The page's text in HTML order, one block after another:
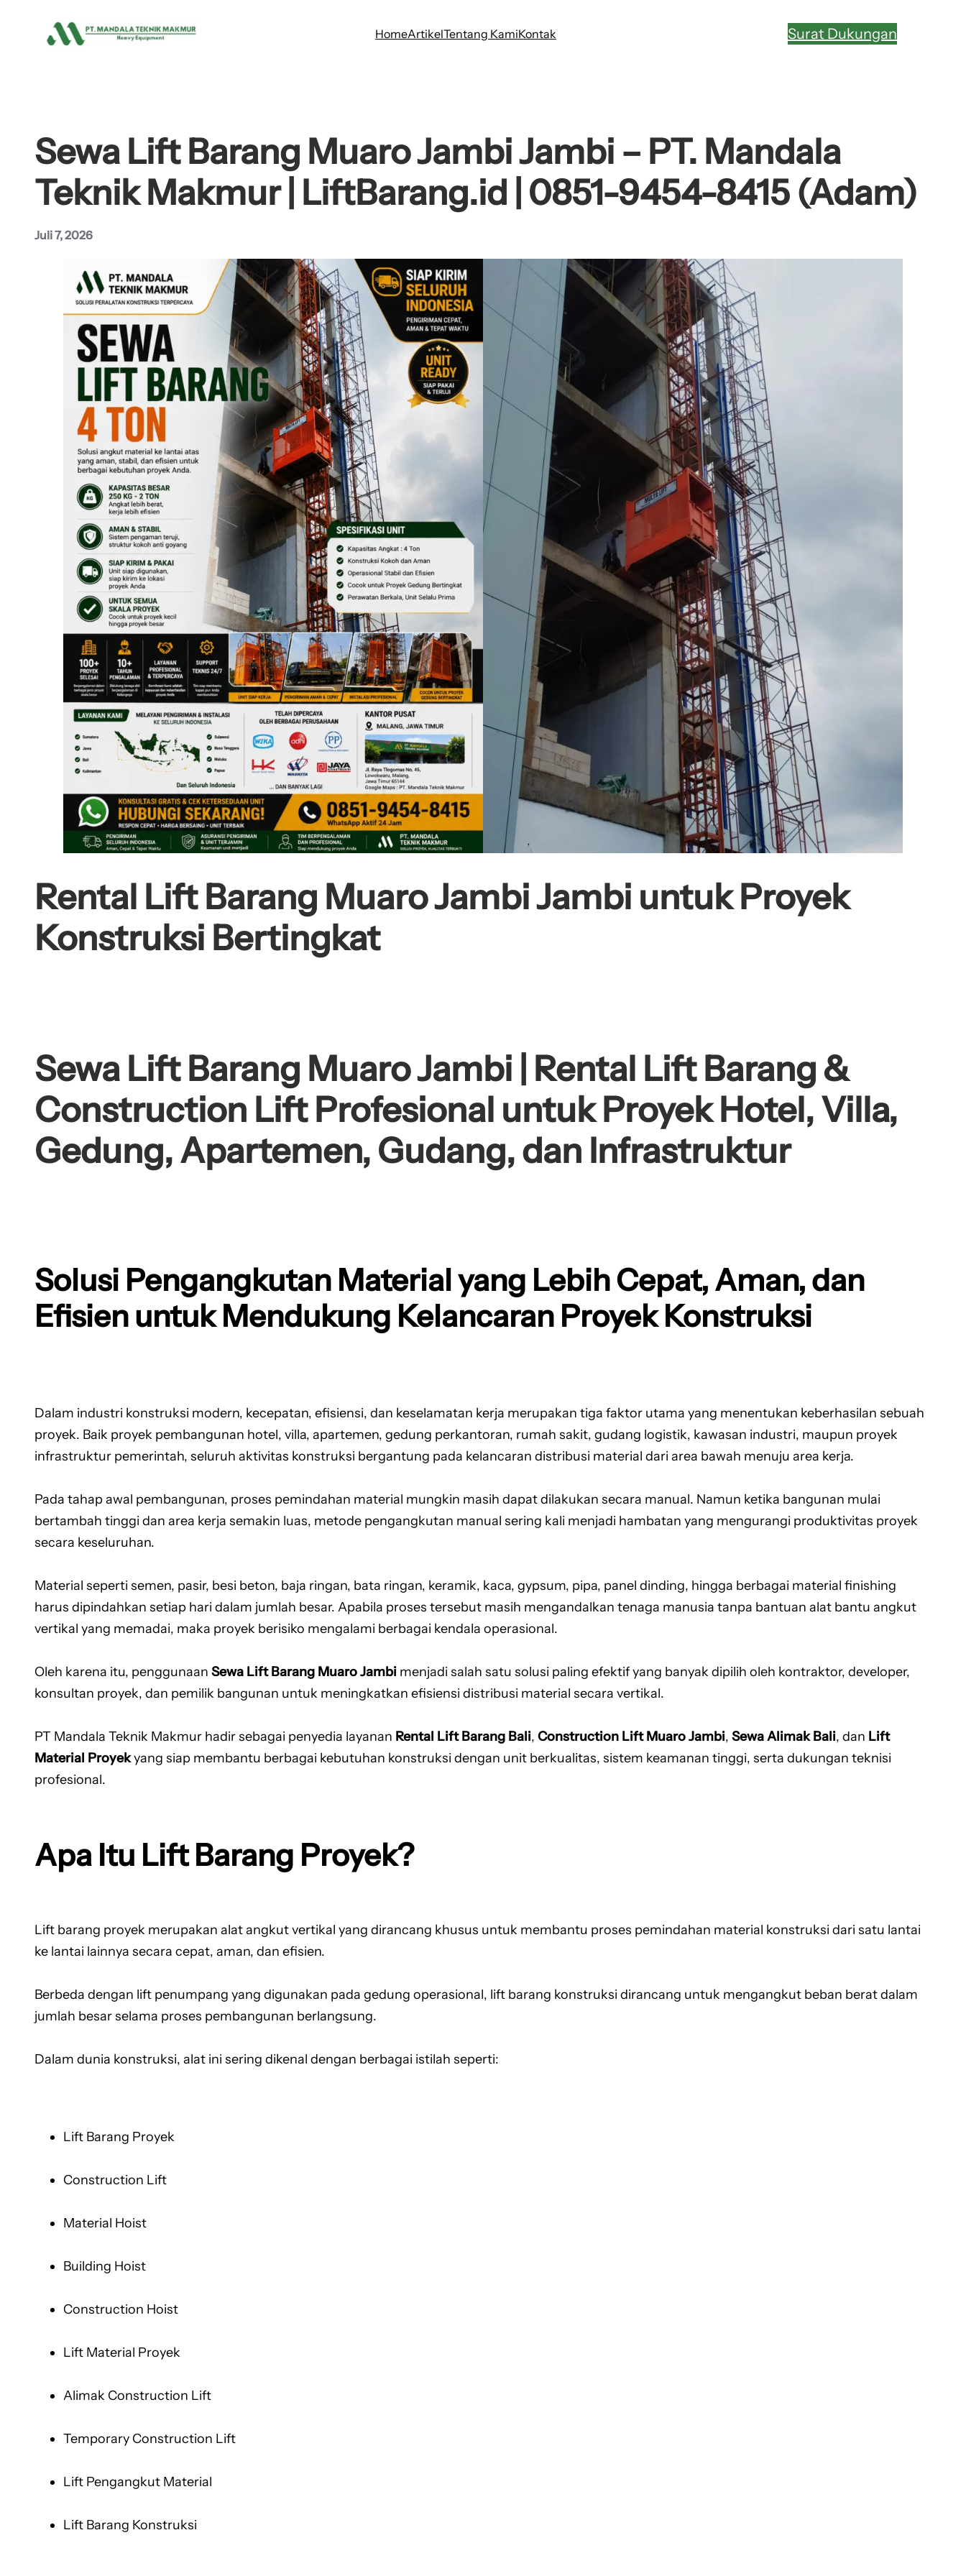
HomeArtikelTentang KamiKontak Surat Dukungan
Sewa Lift Barang Muaro Jambi Jambi – PT. Mandala
Teknik Makmur | LiftBarang.id | 0851-9454-8415 (Adam)
Juli 7, 2026
Rental Lift Barang Muaro Jambi Jambi untuk Proyek
Konstruksi Bertingkat
Sewa Lift Barang Muaro Jambi | Rental Lift Barang &
Construction Lift Profesional untuk Proyek Hotel, Villa,
Gedung, Apartemen, Gudang, dan Infrastruktur
Solusi Pengangkutan Material yang Lebih Cepat, Aman, dan
Efisien untuk Mendukung Kelancaran Proyek Konstruksi
Dalam industri konstruksi modern, kecepatan, efisiensi, dan keselamatan kerja merupakan tiga faktor utama yang menentukan keberhasilan sebuah
proyek. Baik proyek pembangunan hotel, villa, apartemen, gedung perkantoran, rumah sakit, gudang logistik, kawasan industri, maupun proyek
infrastruktur pemerintah, seluruh aktivitas konstruksi bergantung pada kelancaran distribusi material dari area bawah menuju area kerja.
Pada tahap awal pembangunan, proses pemindahan material mungkin masih dapat dilakukan secara manual. Namun ketika bangunan mulai
bertambah tinggi dan area kerja semakin luas, metode pengangkutan manual sering kali menjadi hambatan yang mengurangi produktivitas proyek
secara keseluruhan.
Material seperti semen, pasir, besi beton, baja ringan, bata ringan, keramik, kaca, gypsum, pipa, panel dinding, hingga berbagai material finishing
harus dipindahkan setiap hari dalam jumlah besar. Apabila proses tersebut masih mengandalkan tenaga manusia tanpa bantuan alat bantu angkut
vertikal yang memadai, maka proyek berisiko mengalami berbagai kendala operasional.
Oleh karena itu, penggunaan Sewa Lift Barang Muaro Jambi menjadi salah satu solusi paling efektif yang banyak dipilih oleh kontraktor, developer,
konsultan proyek, dan pemilik bangunan untuk meningkatkan efisiensi distribusi material secara vertikal.
PT Mandala Teknik Makmur hadir sebagai penyedia layanan Rental Lift Barang Bali, Construction Lift Muaro Jambi, Sewa Alimak Bali, dan Lift
Material Proyekyang siap membantu berbagai kebutuhan konstruksi dengan unit berkualitas, sistem keamanan tinggi, serta dukungan teknisi
profesional.
Apa Itu Lift Barang Proyek?
Lift barang proyek merupakan alat angkut vertikal yang dirancang khusus untuk membantu proses pemindahan material konstruksi dari satu lantai
ke lantai lainnya secara cepat, aman, dan efisien.
Berbeda dengan lift penumpang yang digunakan pada gedung operasional, lift barang konstruksi dirancang untuk mengangkut beban berat dalam
jumlah besar selama proses pembangunan berlangsung.
Dalam dunia konstruksi, alat ini sering dikenal dengan berbagai istilah seperti:
Lift Barang Proyek
Construction Lift
Material Hoist
Building Hoist
Construction Hoist
Lift Material Proyek
Alimak Construction Lift
Temporary Construction Lift
Lift Pengangkut Material
Lift Barang Konstruksi